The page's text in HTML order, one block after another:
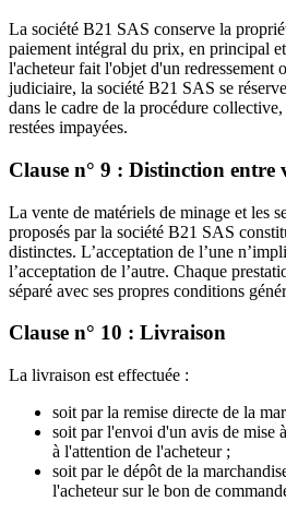
La société B21 SAS conserve la
paiement intégral du prix, en principal
l'acheteur fait l'objet d'un redressement
judiciaire, la société B21 SAS se
dans le cadre de la procédure
restées impayées.
Clause n° 9 : Distinction entre
La vente de matériels de minage et les
proposés par la société B21 SAS
distinctes. L’acceptation de l’une
l’acceptation de l’autre. Chaque
séparé avec ses propres conditions
Clause n° 10 : Livraison
La livraison est effectuée :
soit par la remise directe de la
soit par l'envoi d'un avis de mise
à l'attention de l'acheteur ;
soit par le dépôt de la
l'acheteur sur le bon de